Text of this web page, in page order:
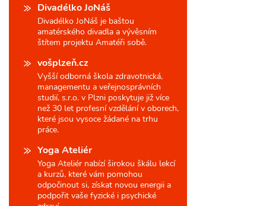
Divadélko JoNáš
Divadélko JoNáš je baštou
amatérského divadla a vývěsním
štítem projektu Amatéři sobě.
vošplzeň.cz
Vyšší odborná škola zdravotnická,
managementu a veřejnosprávních
studií, s.r.o. v Plzni poskytuje již více
než 30 let profesní vzdělání v oborech,
které jsou vysoce žádané na trhu
práce.
Yoga Ateliér
Yoga Ateliér nabízí širokou škálu lekcí
a kurzů, které vám pomohou
odpočinout si, získat novou energii a
podpořit vaše fyzické i psychické